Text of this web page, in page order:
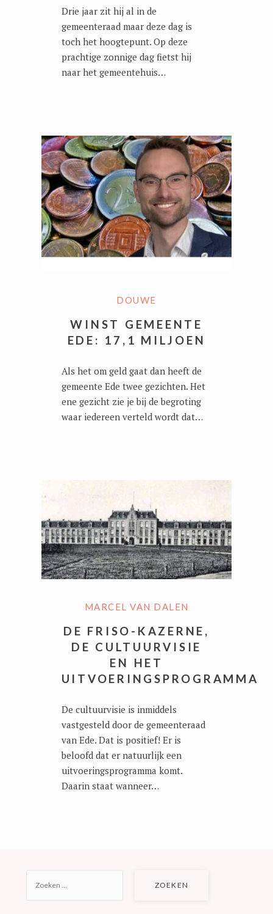
Drie jaar zit hij al in de
gemeenteraad maar deze dag is
toch het hoogtepunt. Op deze
prachtige zonnige dag fietst hij
naar het gemeentehuis…
DOUWE
WINST GEMEENTE
EDE: 17,1 MILJOEN
Als het om geld gaat dan heeft de
gemeente Ede twee gezichten. Het
ene gezicht zie je bij de begroting
waar iedereen verteld wordt dat…
MARCEL VAN DALEN
DE FRISO-KAZERNE,
DE CULTUURVISIE
EN HET
UITVOERINGSPROGRAMMA
De cultuurvisie is inmiddels
vastgesteld door de gemeenteraad
van Ede. Dat is positief! Er is
beloofd dat er natuurlijk een
uitvoeringsprogramma komt.
Daarin staat wanneer…
NAAR: